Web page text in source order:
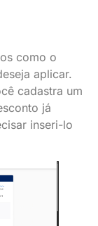
como o
aplicar.
cadastra um
já
inseri-lo